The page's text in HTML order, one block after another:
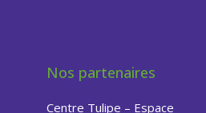
Nos partenaires
Centre Tulipe – Espace